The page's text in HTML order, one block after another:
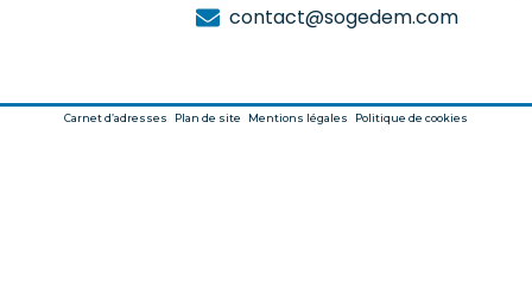
contact@sogedem.com
Carnet d’adresses Plan de site Mentions légales Politique de cookies